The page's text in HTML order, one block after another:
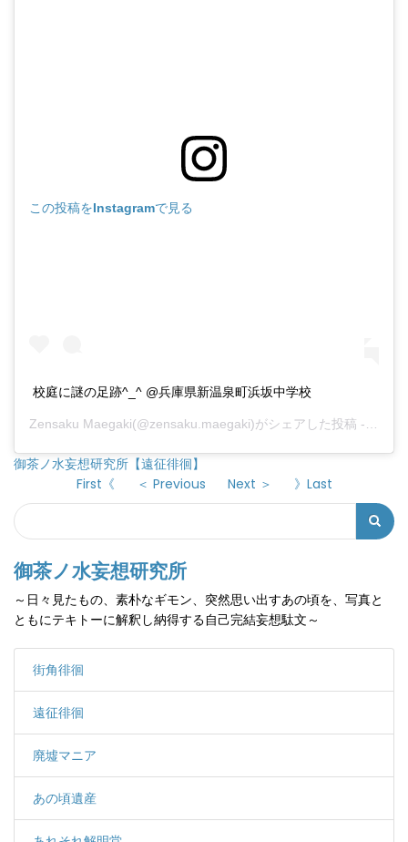
この投稿をInstagramで見る
校庭に謎の足跡^_^ @兵庫県新温泉町浜坂中学校
Zensaku Maegaki(@zensaku.maegaki)がシェアした投稿 -
御茶ノ水妄想研究所【遠征徘徊】
First《
＜ Previous Next ＞ 》Last
検
索
フ
ォ
ー
ム
Search
御茶ノ水妄想研究所
～日々見たもの、素朴なギモン、突然思い出すあの頃を、写真と
ともにテキトーに解釈し納得する自己完結妄想駄文～
街角徘徊
遠征徘徊
廃墟マニア
あの頃遺産